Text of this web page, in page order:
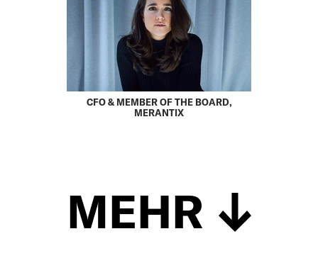
CFO & MEMBER OF THE BOARD,
MERANTIX
MEHR